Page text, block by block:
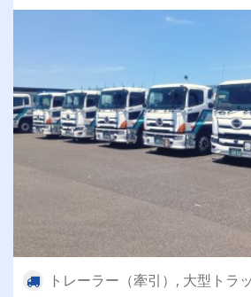
トレーラー（牽引）, 大型トラ